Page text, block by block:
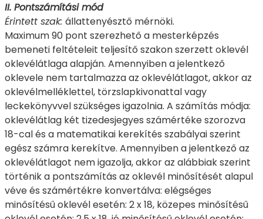
II. Pontszámítási mód
Érintett szak: állattenyésztő mérnöki.
Maximum 90 pont szerezhető a mesterképzés
bemeneti feltételeit teljesítő szakon szerzett oklevél
oklevélátlaga alapján. Amennyiben a jelentkező
oklevele nem tartalmazza az oklevélátlagot, akkor az
oklevélmelléklettel, törzslapkivonattal vagy
leckekönyvvel szükséges igazolnia. A számítás módja:
oklevélátlag két tizedesjegyes számértéke szorozva
18-cal és a matematikai kerekítés szabályai szerint
egész számra kerekítve. Amennyiben a jelentkező az
oklevélátlagot nem igazolja, akkor az alábbiak szerint
történik a pontszámítás az oklevél minősítését alapul
véve és számértékre konvertálva: elégséges
minősítésű oklevél esetén: 2 x 18, közepes minősítésű